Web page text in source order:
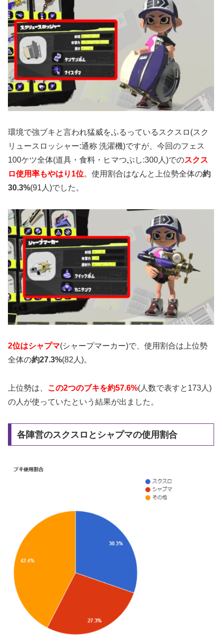
環境で強ブキと言われ猛威をふるっているスクスロ(スク
リュースロッシャー:通称 洗濯機)ですが、今回のフェス
100ケツ全体(道具・食料・ヒマつぶし:300人)でのスクス
ロ使用率もやはり1位。使用割合はなんと上位勢全体の約
30.3%(91人)でした。
2位はシャプマ(シャープマーカー)で、使用割合は上位勢
全体の約27.3%(82人)。
上位勢は、 この2つのブキを約57.6%(人数で表すと173人)
の人が使っていたという結果が出ました。
各陣営のスクスロとシャプマの使用割合